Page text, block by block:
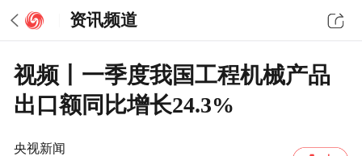
资讯频道
视频丨一季度我国工程机械产品
出口额同比增长24.3%
央视新闻